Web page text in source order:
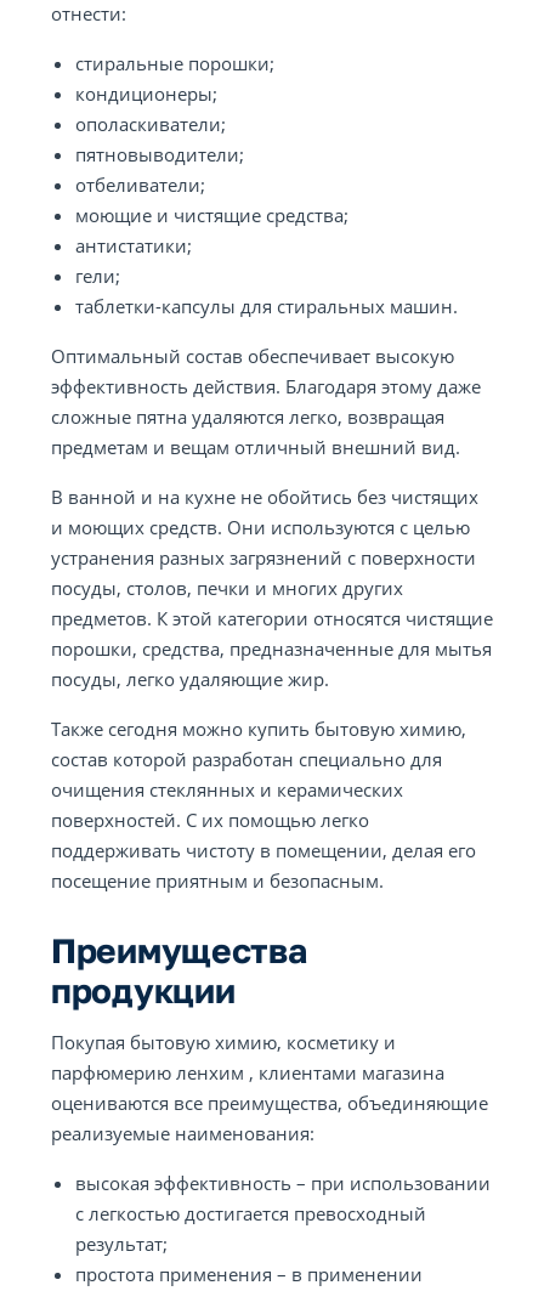
отнести:
стиральные порошки;
кондиционеры;
ополаскиватели;
пятновыводители;
отбеливатели;
моющие и чистящие средства;
антистатики;
гели;
таблетки-капсулы для стиральных машин.
Оптимальный состав обеспечивает высокую
эффективность действия. Благодаря этому даже
сложные пятна удаляются легко, возвращая
предметам и вещам отличный внешний вид.
В ванной и на кухне не обойтись без чистящих
и моющих средств. Они используются с целью
устранения разных загрязнений с поверхности
посуды, столов, печки и многих других
предметов. К этой категории относятся чистящие
порошки, средства, предназначенные для мытья
посуды, легко удаляющие жир.
Также сегодня можно купить бытовую химию,
состав которой разработан специально для
очищения стеклянных и керамических
поверхностей. С их помощью легко
поддерживать чистоту в помещении, делая его
посещение приятным и безопасным.
Преимущества
продукции
Покупая бытовую химию, косметику и
парфюмерию ленхим , клиентами магазина
оцениваются все преимущества, объединяющие
реализуемые наименования:
высокая эффективность – при использовании
с легкостью достигается превосходный
результат;
простота применения – в применении